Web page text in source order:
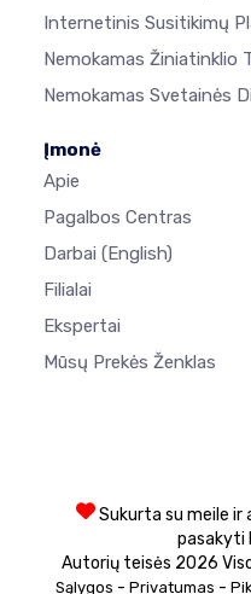
Internetinis Susitikimų
Nemokamas Žiniatinklio
Nemokamas Svetainės
Įmonė
Apie
Pagalbos Centras
Darbai (English)
Filialai
Ekspertai
Mūsų Prekės Ženklas
Sukurta su meile ir
pasakyti
Autorių teisės 2026
Sąlygos - Privatumas -